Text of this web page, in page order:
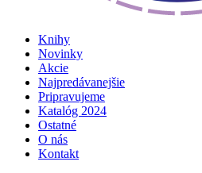
Knihy
Novinky
Akcie
Najpredávanejšie
Pripravujeme
Katalóg 2024
Ostatné
O nás
Kontakt